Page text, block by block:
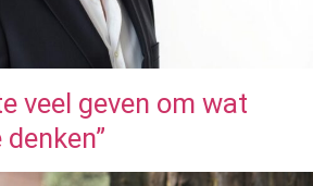
veel geven om wat